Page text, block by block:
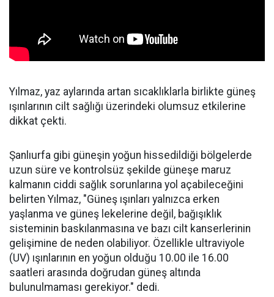
Yılmaz, yaz aylarında artan sıcaklıklarla birlikte güneş
ışınlarının cilt sağlığı üzerindeki olumsuz etkilerine
dikkat çekti.
Şanlıurfa gibi güneşin yoğun hissedildiği bölgelerde
uzun süre ve kontrolsüz şekilde güneşe maruz
kalmanın ciddi sağlık sorunlarına yol açabileceğini
belirten Yılmaz, "Güneş ışınları yalnızca erken
yaşlanma ve güneş lekelerine değil, bağışıklık
sisteminin baskılanmasına ve bazı cilt kanserlerinin
gelişimine de neden olabiliyor. Özellikle ultraviyole
(UV) ışınlarının en yoğun olduğu 10.00 ile 16.00
saatleri arasında doğrudan güneş altında
bulunulmaması gerekiyor." dedi.